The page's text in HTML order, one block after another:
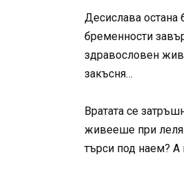
Десислава остана
бременности
здравословен
закъсня…
Вратата се
живееше при леля
търси под наем? А